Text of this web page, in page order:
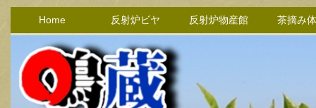
Home 反射炉ビヤ 反射炉物産館 茶摘み